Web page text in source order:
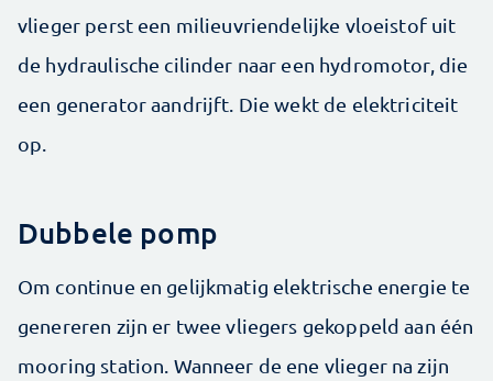
vlieger perst een milieuvriendelijke vloeistof uit
de hydraulische cilinder naar een hydromotor, die
een generator aandrijft. Die wekt de elektriciteit
op.
Dubbele pomp
Om continue en gelijkmatig elektrische energie te
genereren zijn er twee vliegers gekoppeld aan één
mooring station. Wanneer de ene vlieger na zijn